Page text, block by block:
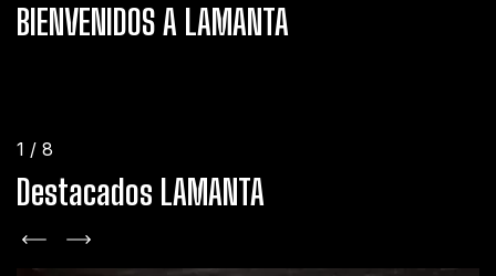
BIENVENIDOS A LAMANTA
1 / 8
Destacados LAMANTA